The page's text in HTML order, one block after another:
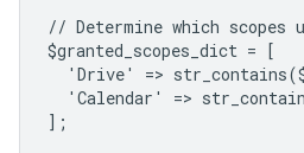
// Determine which
$granted_scopes_dict = [
'Drive' =>
'Calendar' =>
];